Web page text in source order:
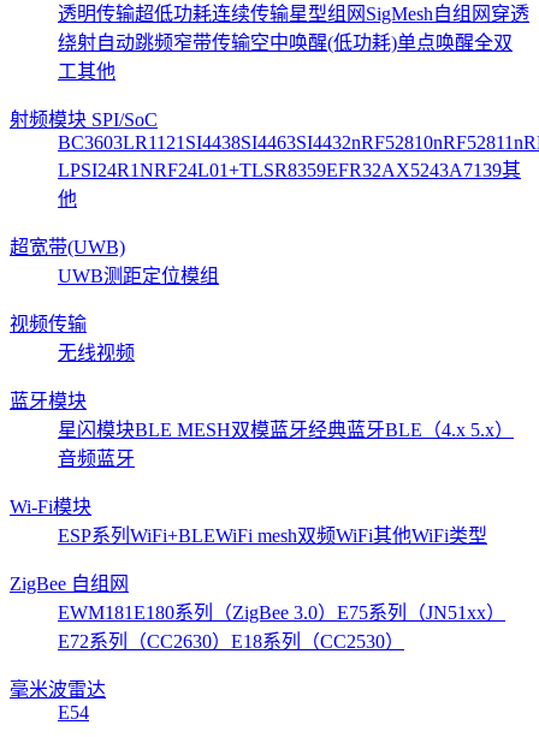
透明传输超低功耗连续传输星型组网 SigMesh自组网 穿透
绕射自动跳频窄带传输空中唤醒(低功耗)单点唤醒全双
工其他
射频模块 SPI/SoC
BC3603LR1121 SI4438SI4463SI4432nRF52810nRF52811
LPSI24R1NRF24L01+TLSR8359EFR32AX5243A7139其
他
超宽带(UWB)
UWB测距定位模组
视频传输
无线视频
蓝牙模块
星闪模块BLE MESH双模蓝牙经典蓝牙BLE（4.x 5.x）
音频蓝牙
Wi-Fi模块
ESP系列 WiFi+BLEWiFi mesh双频WiFi其他WiFi类型
ZigBee 自组网
EWM181E180系列（ZigBee 3.0） E75系列（JN51xx）
E72系列（CC2630） E18系列（CC2530）
毫米波雷达
E54